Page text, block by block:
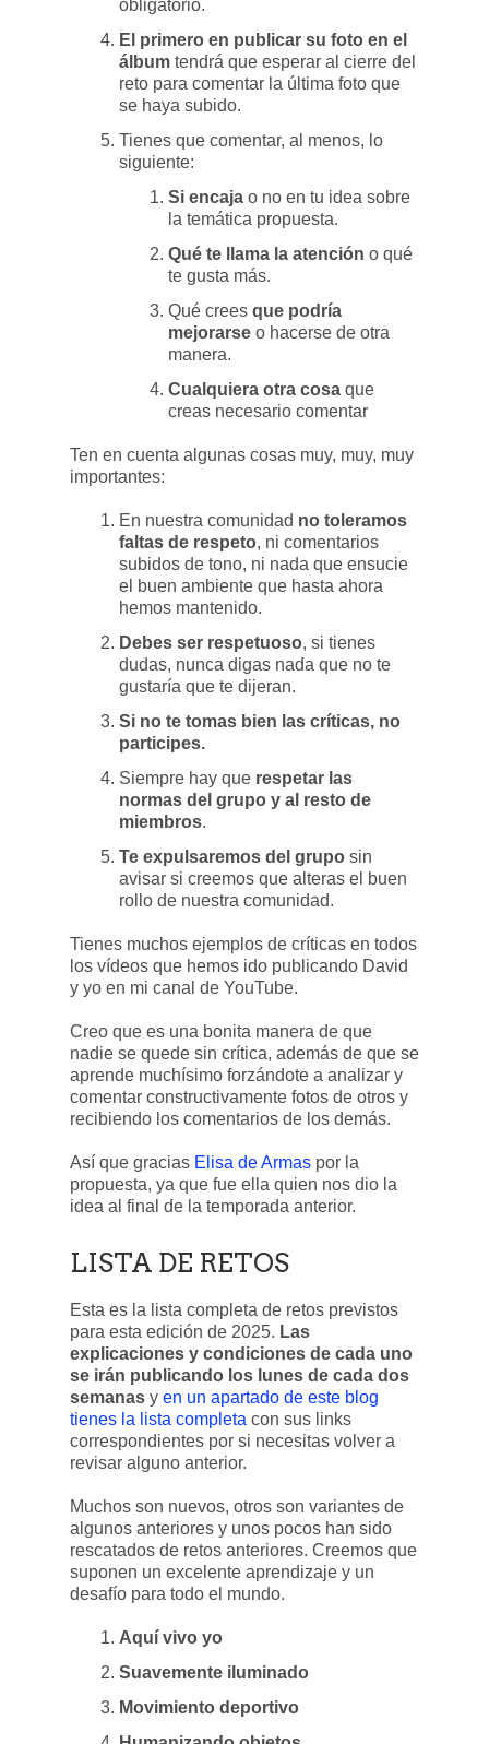
obligatorio.
El primero en publicar su foto en el
álbum tendrá que esperar al cierre del
reto para comentar la última foto que
se haya subido.
Tienes que comentar, al menos, lo
siguiente:
Si encaja o no en tu idea sobre
la temática propuesta.
Qué te llama la atención o qué
te gusta más.
Qué crees que podría
mejorarse o hacerse de otra
manera.
Cualquiera otra cosa que
creas necesario comentar
Ten en cuenta algunas cosas muy, muy, muy
importantes:
En nuestra comunidad no toleramos
faltas de respeto, ni comentarios
subidos de tono, ni nada que ensucie
el buen ambiente que hasta ahora
hemos mantenido.
Debes ser respetuoso, si tienes
dudas, nunca digas nada que no te
gustaría que te dijeran.
Si no te tomas bien las críticas, no
participes.
Siempre hay que respetar las
normas del grupo y al resto de
miembros.
Te expulsaremos del grupo sin
avisar si creemos que alteras el buen
rollo de nuestra comunidad.
Tienes muchos ejemplos de críticas en todos
los vídeos que hemos ido publicando David
y yo en mi canal de YouTube.
Creo que es una bonita manera de que
nadie se quede sin crítica, además de que se
aprende muchísimo forzándote a analizar y
comentar constructivamente fotos de otros y
recibiendo los comentarios de los demás.
Así que gracias Elisa de Armas por la
propuesta, ya que fue ella quien nos dio la
idea al final de la temporada anterior.
LISTA DE RETOS
Esta es la lista completa de retos previstos
para esta edición de 2025. Las
explicaciones y condiciones de cada uno
se irán publicando los lunes de cada dos
semanas y en un apartado de este blog
tienes la lista completa con sus links
correspondientes por si necesitas volver a
revisar alguno anterior.
Muchos son nuevos, otros son variantes de
algunos anteriores y unos pocos han sido
rescatados de retos anteriores. Creemos que
suponen un excelente aprendizaje y un
desafío para todo el mundo.
Aquí vivo yo
Suavemente iluminado
Movimiento deportivo